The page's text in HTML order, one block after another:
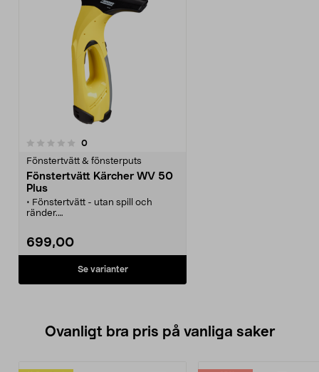
0recensioner
Fönstertvätt & fönsterputs
Fönstertvätt Kärcher WV 50
Plus
• Fönstertvätt - utan spill och
ränder.
• För fönster, speglar, glasbord,
kakel-/klinkersplattor m.m.
• Komplett set med separata
699,00
Se varianter
Ovanligt bra pris på vanliga saker